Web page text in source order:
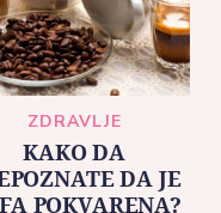
ZDRAVLJE
KAKO DA
DA JE
POKVARENA?